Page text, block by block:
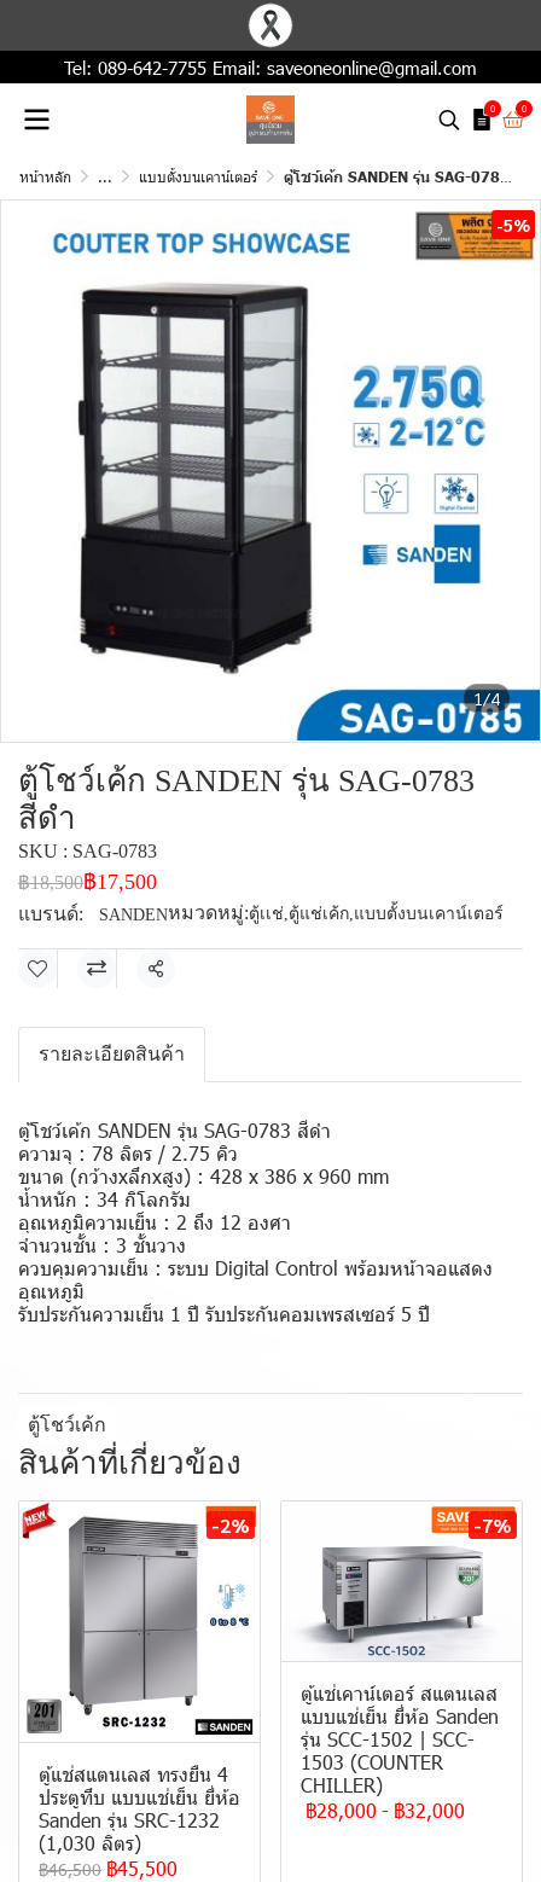
Tel: 089-642-7755 Email: saveoneonline@gmail.com
0 0
หน้าหลัก ... แบบตั้งบนเคาน์เตอร์ ตู้โชว์เค้ก SANDEN รุ่น SAG-0783 สีดำ
1/4
-5%
ตู้โชว์เค้ก SANDEN รุ่น SAG-0783
สีดำ
SKU : SAG-0783
฿18,500฿17,500
แบรนด์: SANDENหมวดหมู่:ตู้เเช่,ตู้แช่เค้ก,แบบตั้งบนเคาน์เตอร์
แชร์
รายละเอียดสินค้า
ตู้โชว์เค้ก SANDEN รุ่น SAG-0783 สีดำ
ความจุ : 78 ลิตร / 2.75 คิว
ขนาด (กว้างxลึกxสูง) : 428 x 386 x 960 mm
น้ำหนัก : 34 กิโลกรัม
อุณหภูมิความเย็น : 2 ถึง 12 องศา
จำนวนชั้น : 3 ชั้นวาง
ควบคุมความเย็น : ระบบ Digital Control พร้อมหน้าจอแสดง
อุณหภูมิ
รับประกันความเย็น 1 ปี รับประกันคอมเพรสเซอร์ 5 ปี
ตู้โชว์เค้ก
สินค้าที่เกี่ยวข้อง
-2%
ตู้แช่สแตนเลส ทรงยืน 4
ประตูทึบ แบบ แช่เย็น ยี่ห้อ
Sanden รุ่น SRC-1232
(1,030 ลิตร)
฿46,500 ฿45,500
-7%
ตู้แช่เคาน์เตอร์ สแตนเลส
แบบแช่เย็น ยี่ห้อ Sanden
รุ่น SCC-1502 | SCC-
1503 (COUNTER
CHILLER)
฿28,000 - ฿32,000